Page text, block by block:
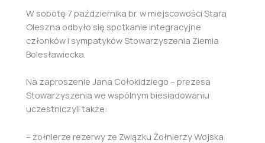
W sobotę 7 października br. w miejscowości Stara
Oleszna odbyło się spotkanie integracyjne
członków i sympatyków Stowarzyszenia Ziemia
Bolesławiecka.
Na zaproszenie Jana Cołokidziego – prezesa
Stowarzyszenia we wspólnym biesiadowaniu
uczestniczyli także:
– żołnierze rezerwy ze Związku Żołnierzy Wojska